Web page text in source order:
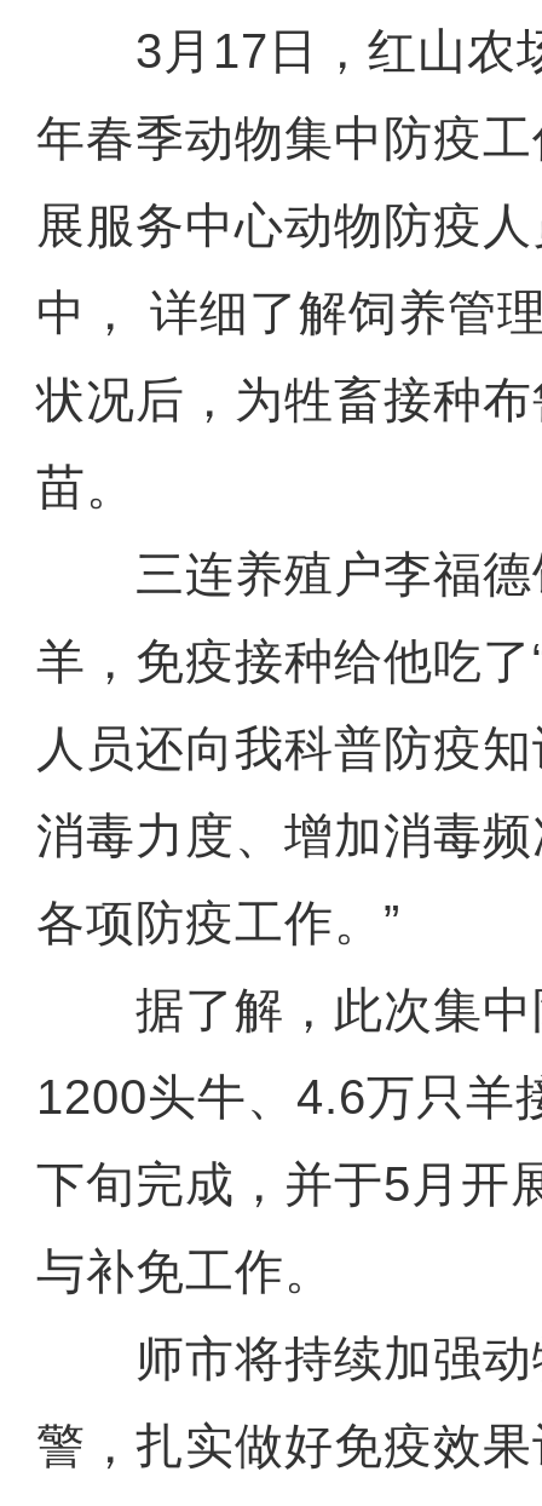
3月17日，红山农
年春季动物集中防疫
展服务中心动物防疫
中， 详细了解饲养管
状况后，为牲畜接种
苗。
三连养殖户李福德
羊，免疫接种给他吃了
人员还向我科普防疫
消毒力度、增加消毒
各项防疫工作。”
据了解，此次集中
1200头牛、4.6万只羊
下旬完成，并于5月开
与补免工作。
师市将持续加强动
警，扎实做好免疫效